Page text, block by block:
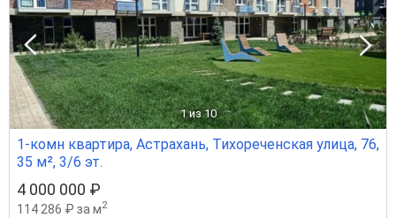
1 из 10
1-комн квартира, Астрахань, Тихореченская улица, 76,
35 м², 3/6 эт.
4 000 000 ₽
114 286 ₽ за м2